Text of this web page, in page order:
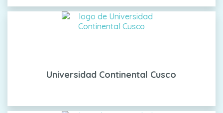
Universidad Continental Cusco